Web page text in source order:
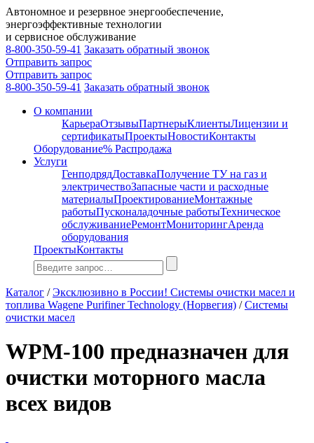
Автономное и резервное энергообеспечение,
энергоэффективные технологии
и сервисное обслуживание
8-800-350-59-41 Заказать обратный звонок
Отправить запрос
Отправить запрос
8-800-350-59-41 Заказать обратный звонок
О компании
КарьераОтзывыПартнерыКлиентыЛицензии и
сертификатыПроектыНовостиКонтакты
Оборудование% Распродажа
Услуги
ГенподрядДоставкаПолучение ТУ на газ и
электричествоЗапасные части и расходные
материалыПроектированиеМонтажные
работыПусконаладочные работыТехническое
обслуживаниеРемонтМониторингАренда
оборудования
ПроектыКонтакты
Каталог /Эксклюзивно в России! Системы очистки масел и
топлива Wagene Purifiner Technology (Норвегия) /Системы
очистки масел
WPM-100 предназначен для
очистки моторного масла
всех видов